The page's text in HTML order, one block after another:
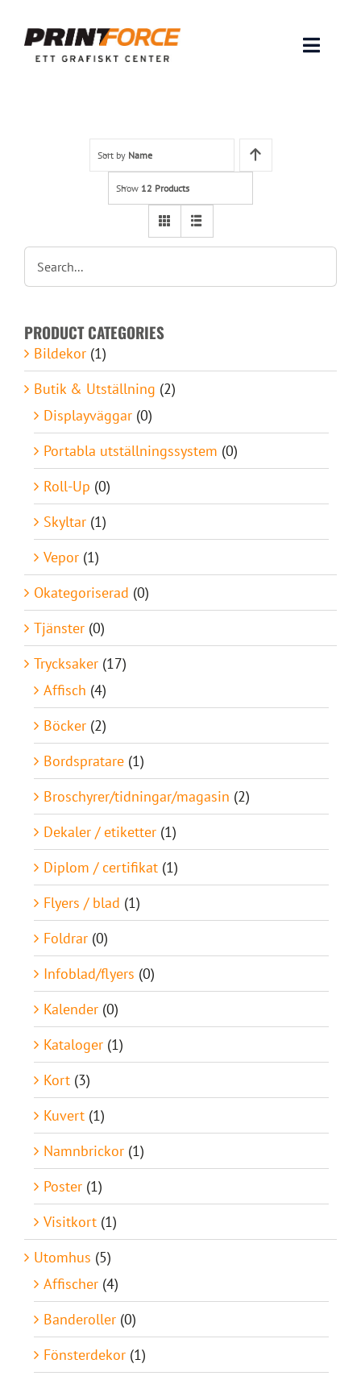
content
Toggle
INSPIRATION
Lämna original & filer
Om oss
Kontakt
Sort by Name
Show 12 Products
PRODUCT CATEGORIES
Bildekor (1)
Butik & Utställning (2)
Displayväggar (0)
Portabla utställningssystem (0)
Roll-Up (0)
Skyltar (1)
Vepor (1)
Okategoriserad (0)
Tjänster (0)
Trycksaker (17)
Affisch (4)
Böcker (2)
Bordspratare (1)
Broschyrer/tidningar/magasin (2)
Dekaler / etiketter (1)
Diplom / certifikat (1)
Flyers / blad (1)
Foldrar (0)
Infoblad/flyers (0)
Kalender (0)
Kataloger (1)
Kort (3)
Kuvert (1)
Namnbrickor (1)
Poster (1)
Visitkort (1)
Utomhus (5)
Affischer (4)
Banderoller (0)
Fönsterdekor (1)